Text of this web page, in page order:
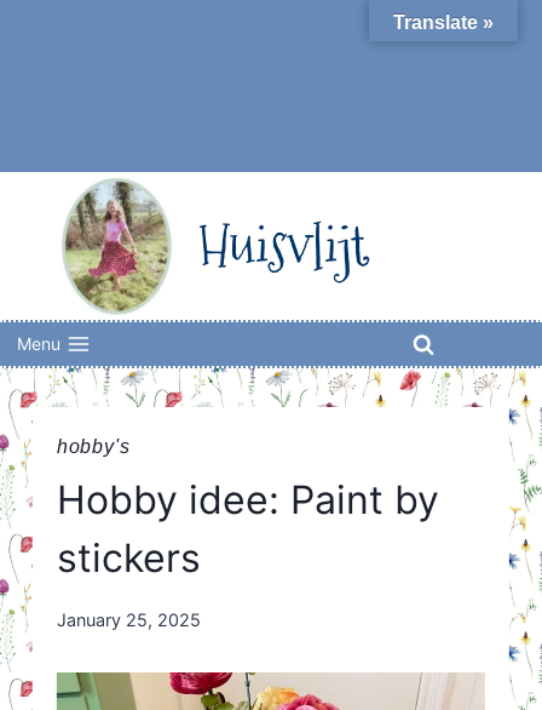
Huisvlijt
Menu
hobby's
Hobby idee: Paint by
stickers
By
Orriëns
January 25, 2025
Translate »